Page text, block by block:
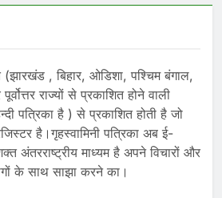
(झारखंड , बिहार, ओडिशा, पश्चिम बंगाल,
राज्यों से प्रकाशित होने वाली
पत्रिका है ) से प्रकाशित होती है जो
है।गृहस्वामिनी पत्रिका अब ई-
अंतरराष्ट्रीय माध्यम है अपने विचारों और
के साथ साझा करने का।